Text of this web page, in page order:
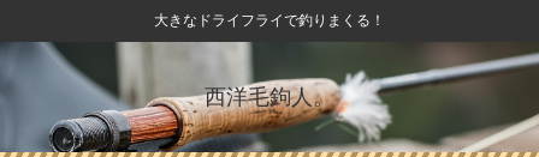
大きなドライフライで釣りまくる！
西洋毛鉤人。